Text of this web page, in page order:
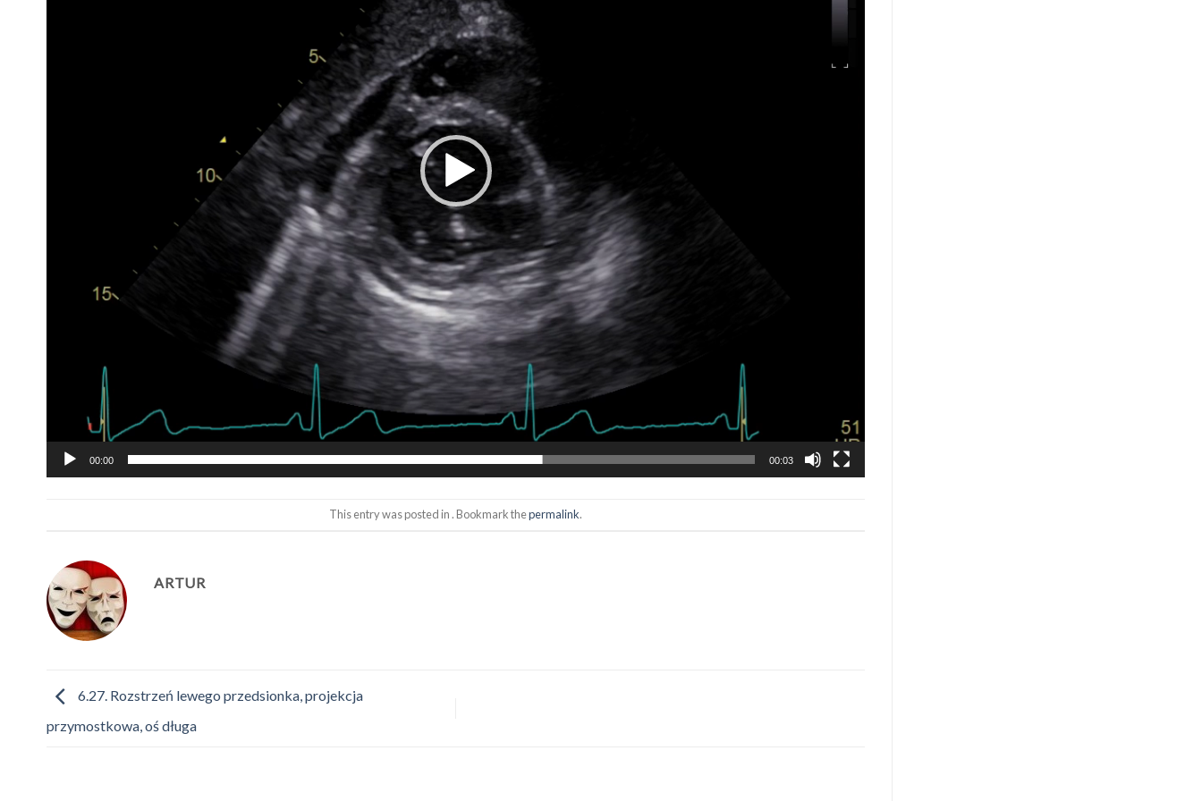
00:00 00:03
This entry was posted in . Bookmark thepermalink.
ARTUR
6.27. Rozstrzeń lewego przedsionka, projekcja
przymostkowa, oś długa